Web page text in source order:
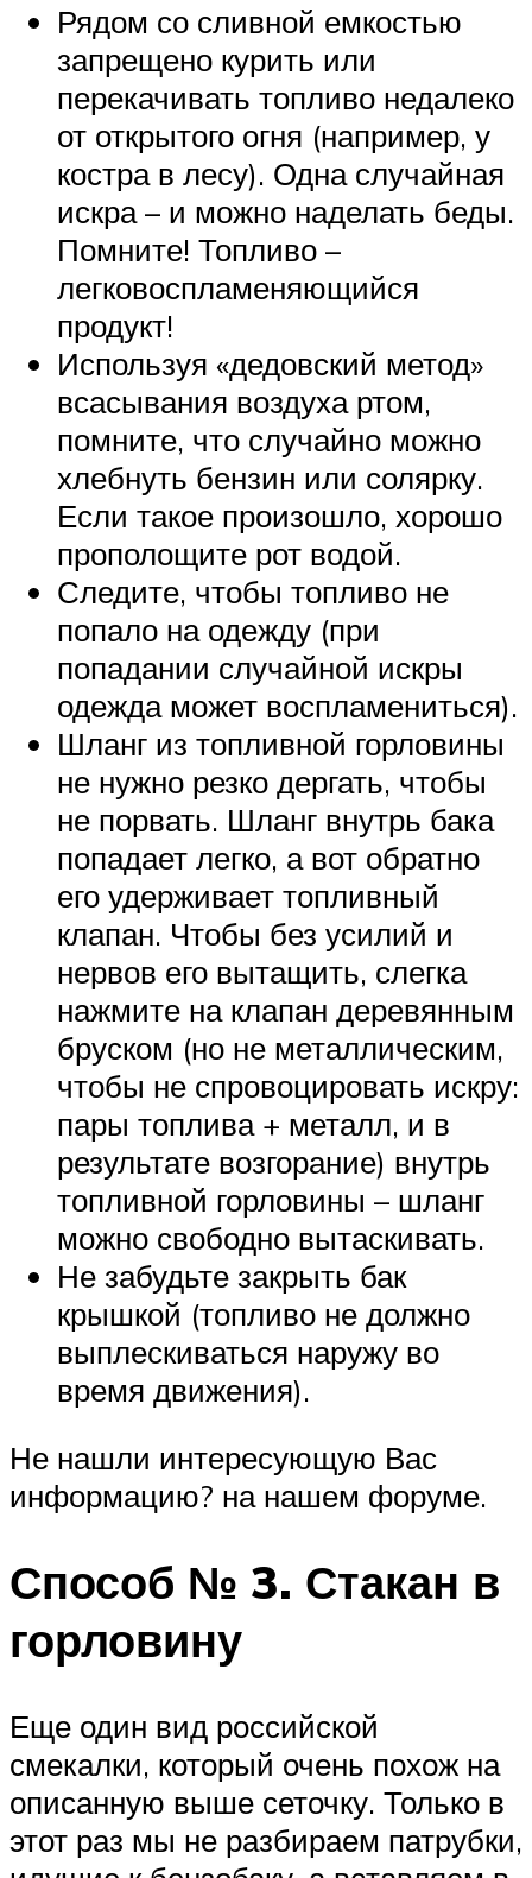
Рядом со сливной емкостью
запрещено курить или
перекачивать топливо недалеко
от открытого огня (например, у
костра в лесу). Одна случайная
искра – и можно наделать беды.
Помните! Топливо –
легковоспламеняющийся
продукт!
Используя «дедовский метод»
всасывания воздуха ртом,
помните, что случайно можно
хлебнуть бензин или солярку.
Если такое произошло, хорошо
прополощите рот водой.
Следите, чтобы топливо не
попало на одежду (при
попадании случайной искры
одежда может воспламениться).
Шланг из топливной горловины
не нужно резко дергать, чтобы
не порвать. Шланг внутрь бака
попадает легко, а вот обратно
его удерживает топливный
клапан. Чтобы без усилий и
нервов его вытащить, слегка
нажмите на клапан деревянным
бруском (но не металлическим,
чтобы не спровоцировать искру:
пары топлива + металл, и в
результате возгорание) внутрь
топливной горловины – шланг
можно свободно вытаскивать.
Не забудьте закрыть бак
крышкой (топливо не должно
выплескиваться наружу во
время движения).
Не нашли интересующую Вас
информацию? на нашем форуме.
Способ № 3. Стакан в
горловину
Еще один вид российской
смекалки, который очень похож на
описанную выше сеточку. Только в
этот раз мы не разбираем патрубки,